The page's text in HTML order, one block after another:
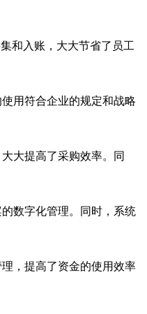
和入账，大大节省了员工
用符合企业的规定和战略
大提高了采购效率。同
数字化管理。同时，系统
，提高了资金的使用效率